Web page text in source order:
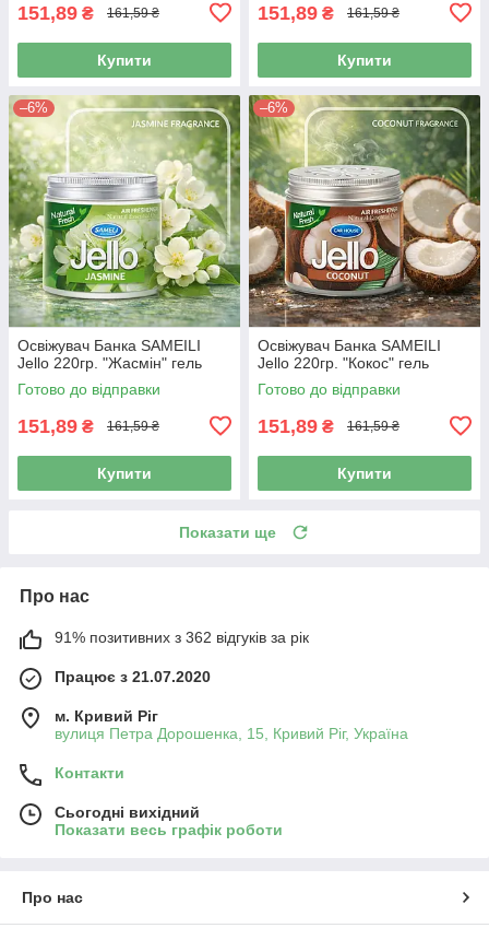
151,89 ₴ 161,59 ₴
Купити
151,89 ₴ 161,59 ₴
Купити
–6%
Освіжувач Банка SAMEILI
Jello 220гр. "Жасмін" гель
Готово до відправки
151,89 ₴ 161,59 ₴
Купити
–6%
Освіжувач Банка SAMEILI
Jello 220гр. "Кокос" гель
Готово до відправки
151,89 ₴ 161,59 ₴
Купити
Показати ще
Про нас
91% позитивних з 362 відгуків за рік
Працює з 21.07.2020
м. Кривий Ріг
вулиця Петра Дорошенка, 15, Кривий Ріг, Україна
Контакти
Сьогодні вихідний
Показати весь графік роботи
Про нас